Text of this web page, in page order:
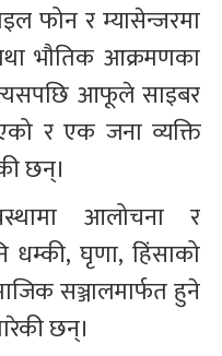
फोन र म्यासेन्जरमा
भौतिक आक्रमणका
त्यसपछि आफूले साइबर
र एक जना व्यक्ति
छन्।
आलोचना र
धम्की, घृणा, हिंसाको
सञ्जालमार्फत हुने
छन्।